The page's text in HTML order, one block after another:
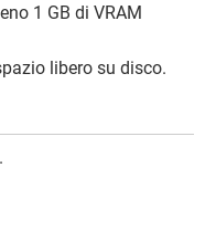
1 GB di VRAM
libero su disco.
.